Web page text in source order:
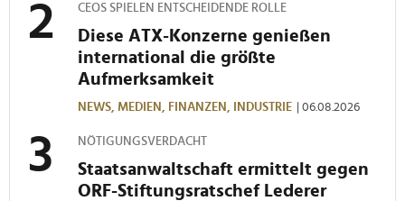
CEOS SPIELEN ENTSCHEIDENDE ROLLE
Diese ATX-Konzerne genießen
international die größte
Aufmerksamkeit
NEWS, MEDIEN, FINANZEN, INDUSTRIE | 06.08.2026
NÖTIGUNGSVERDACHT
Staatsanwaltschaft ermittelt gegen
ORF-Stiftungsratschef Lederer